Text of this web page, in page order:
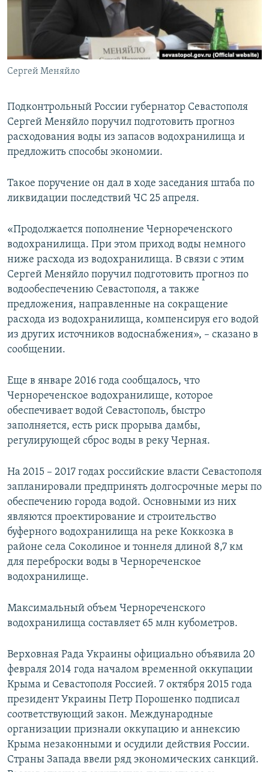
ПОБЕДИТЕЛЕЙ НЕ СУДЯТ?
КРЫМ.НЕПОКОРЕННЫЙ
ELIFBE
УКРАИНСКАЯ ПРОБЛЕМА КРЫМА
ПРИСОЕДИНЯЙТЕСЬ!
Сергей Меняйло
Подконтрольный России губернатор Севастополя
Сергей Меняйло поручил подготовить прогноз
расходования воды из запасов водохранилища и
предложить способы экономии.
Такое поручение он дал в ходе заседания штаба по
ликвидации последствий ЧС 25 апреля.
«Продолжается пополнение Чернореченского
водохранилища. При этом приход воды немного
ниже расхода из водохранилища. В связи с этим
Сергей Меняйло поручил подготовить прогноз по
водообеспечению Севастополя, а также
предложения, направленные на сокращение
расхода из водохранилища, компенсируя его водой
из других источников водоснабжения», – сказано в
сообщении.
Еще в январе 2016 года сообщалось, что
Чернореченское водохранилище, которое
обеспечивает водой Севастополь, быстро
заполняется, есть риск прорыва дамбы,
регулирующей сброс воды в реку Черная.
На 2015 – 2017 годах российские власти Севастополя
запланировали предпринять долгосрочные меры по
обеспечению города водой. Основными из них
являются проектирование и строительство
буферного водохранилища на реке Коккозка в
районе села Соколиное и тоннеля длиной 8,7 км
для переброски воды в Чернореченское
водохранилище.
Максимальный объем Чернореченского
водохранилища составляет 65 млн кубометров.
Верховная Рада Украины официально объявила 20
февраля 2014 года началом временной оккупации
Крыма и Севастополя Россией. 7 октября 2015 года
президент Украины Петр Порошенко подписал
соответствующий закон. Международные
организации признали оккупацию и аннексию
Крыма незаконными и осудили действия России.
Страны Запада ввели ряд экономических санкций.